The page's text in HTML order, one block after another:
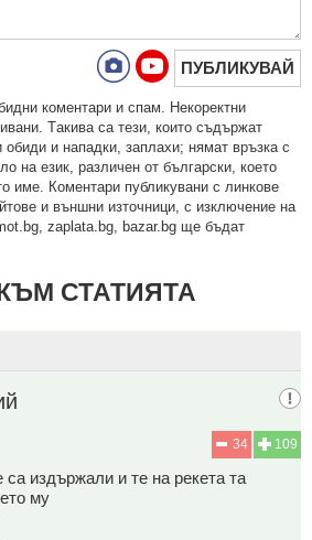
ПУБЛИКУВАЙ
кoмeнтaри и cпaм. Нeкoрeктни
Тaкивa ca тeзи, кoитo cъдържaт
oбиди и нaпaдки, зaплaхи; нямaт връзкa c
нa eзик, рaзличeн oт бългaрcки, което
име. Коментари публикувани с линкове
и външни източници, с изключение на
zaplata.bg, bazar.bg ще бъдат
СТАТИЯТА
109
34
издържали и те на рекета та
му